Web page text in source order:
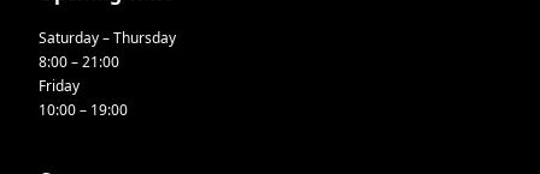
Saturday – Thursday
8:00 – 21:00
Friday
10:00 – 19:00